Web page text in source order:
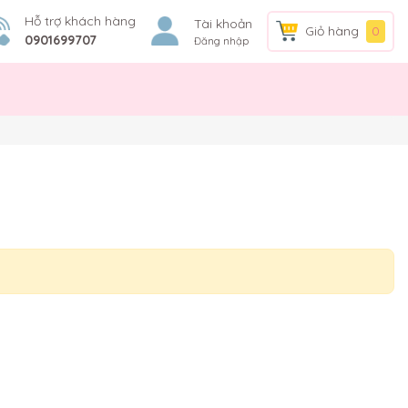
Hỗ trợ khách hàng
0901699707
Tài khoản
Đăng nhập
Giỏ hàng 0